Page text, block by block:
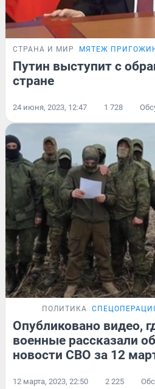
СТРАНА И МИР МЯТЕЖ
Путин выступит с
стране
24 июня, 2023, 12:47 1 728
ПОЛИТИКА
Опубликовано видео,
военные рассказали
новости СВО за 12
12 марта, 2023, 22:50 2 225